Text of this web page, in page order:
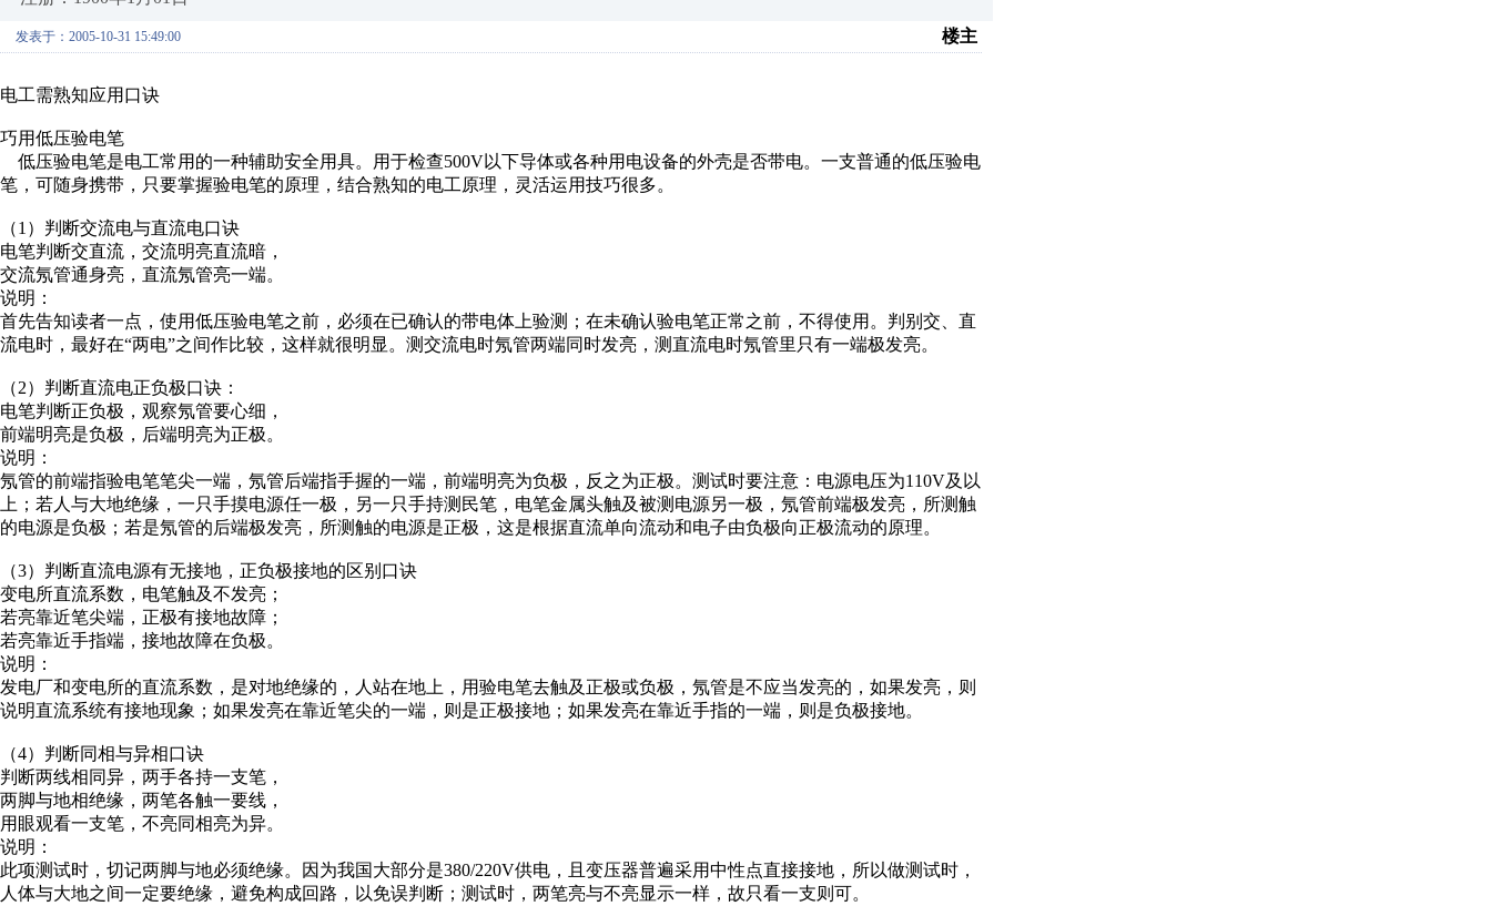
发表于：2005-10-31 15:49:00 楼主
电工需熟知应用口诀
巧用低压验电笔
低压验电笔是电工常用的一种辅助安全用具。用于检查500V以下导体或各种用电设备的外壳是否带电。一支普通的低压验电
笔，可随身携带，只要掌握验电笔的原理，结合熟知的电工原理，灵活运用技巧很多。
（1）判断交流电与直流电口诀
电笔判断交直流，交流明亮直流暗，
交流氖管通身亮，直流氖管亮一端。
说明：
首先告知读者一点，使用低压验电笔之前，必须在已确认的带电体上验测；在未确认验电笔正常之前，不得使用。判别交、直
流电时，最好在“两电”之间作比较，这样就很明显。测交流电时氖管两端同时发亮，测直流电时氖管里只有一端极发亮。
（2）判断直流电正负极口诀：
电笔判断正负极，观察氖管要心细，
前端明亮是负极，后端明亮为正极。
说明：
氖管的前端指验电笔笔尖一端，氖管后端指手握的一端，前端明亮为负极，反之为正极。测试时要注意：电源电压为110V及以
上；若人与大地绝缘，一只手摸电源任一极，另一只手持测民笔，电笔金属头触及被测电源另一极，氖管前端极发亮，所测触
的电源是负极；若是氖管的后端极发亮，所测触的电源是正极，这是根据直流单向流动和电子由负极向正极流动的原理。
（3）判断直流电源有无接地，正负极接地的区别口诀
变电所直流系数，电笔触及不发亮；
若亮靠近笔尖端，正极有接地故障；
若亮靠近手指端，接地故障在负极。
说明：
发电厂和变电所的直流系数，是对地绝缘的，人站在地上，用验电笔去触及正极或负极，氖管是不应当发亮的，如果发亮，则
说明直流系统有接地现象；如果发亮在靠近笔尖的一端，则是正极接地；如果发亮在靠近手指的一端，则是负极接地。
（4）判断同相与异相口诀
判断两线相同异，两手各持一支笔，
两脚与地相绝缘，两笔各触一要线，
用眼观看一支笔，不亮同相亮为异。
说明：
此项测试时，切记两脚与地必须绝缘。因为我国大部分是380/220V供电，且变压器普遍采用中性点直接接地，所以做测试时，
人体与大地之间一定要绝缘，避免构成回路，以免误判断；测试时，两笔亮与不亮显示一样，故只看一支则可。